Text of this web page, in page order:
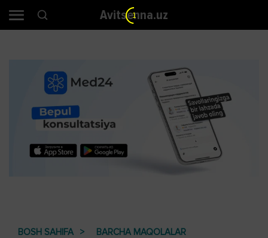
Avitsenna.uz
BOSH SAHIFA BARCHA MAQOLALAR